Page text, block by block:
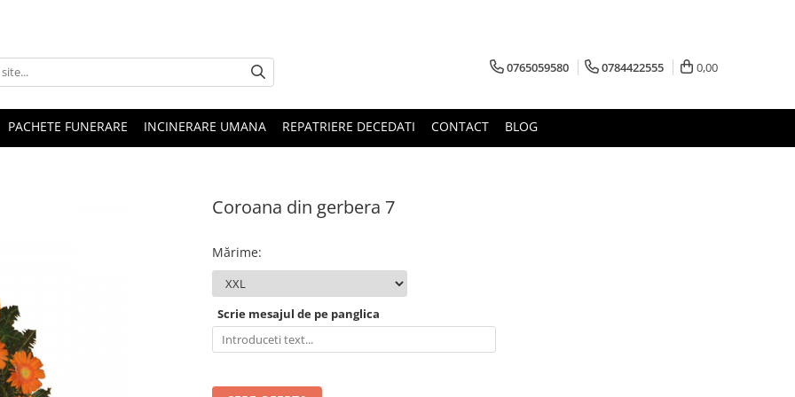
0765059580 0784422555 0,00
PACHETE FUNERARE INCINERARE UMANA REPATRIERE DECEDATI CONTACT BLOG
Coroana din gerbera 7
Mărime:
Scrie mesajul de pe panglica